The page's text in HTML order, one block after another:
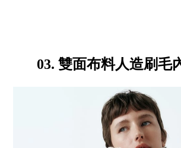
03. 雙面布料人造刷毛